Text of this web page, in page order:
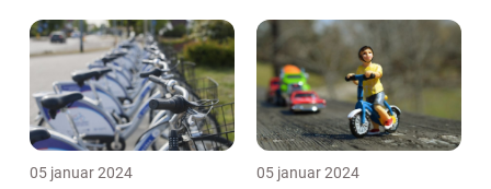
05 januar 2024 05 januar 2024